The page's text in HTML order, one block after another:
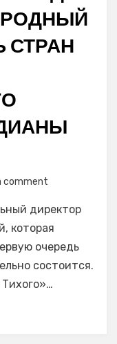
СТРАН
comment
октябре
2020
года
Владивостоке
пройдет
директор
которая
очередь
состоится.